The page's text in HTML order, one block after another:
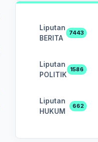
Liputan
BERITA
7443
Liputan
POLITIK
1586
Liputan
HUKUM
662